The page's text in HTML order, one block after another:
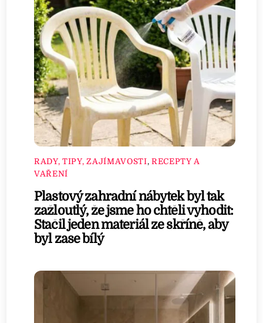
RADY, TIPY, ZAJÍMAVOSTI, RECEPTY A
VAŘENÍ
Plastový zahradní nábytek byl tak
zažloutlý, že jsme ho chtěli vyhodit:
Stačil jeden materiál ze skříně, aby
byl zase bílý